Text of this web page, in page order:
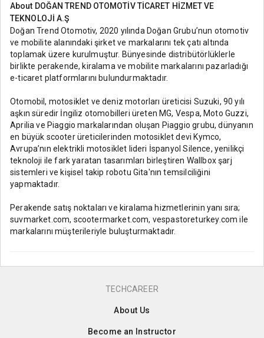
About DOĞAN TREND OTOMOTİV TİCARET HİZMET VE
TEKNOLOJİ A.Ş
Doğan Trend Otomotiv, 2020 yılında Doğan Grubu’nun otomotiv
ve mobilite alanındaki şirket ve markalarını tek çatı altında
toplamak üzere kurulmuştur. Bünyesinde distribütörlüklerle
birlikte perakende, kiralama ve mobilite markalarını pazarladığı
e-ticaret platformlarını bulundurmaktadır.
Otomobil, motosiklet ve deniz motorları üreticisi Suzuki, 90 yılı
aşkın süredir İngiliz otomobilleri üreten MG, Vespa, Moto Guzzi,
Aprilia ve Piaggio markalarından oluşan Piaggio grubu, dünyanın
en büyük scooter üreticilerinden motosiklet devi Kymco,
Avrupa’nın elektrikli motosiklet lideri İspanyol Silence, yenilikçi
teknoloji ile fark yaratan tasarımları birleştiren Wallbox şarj
sistemleri ve kişisel takip robotu Gita'nın temsilciliğini
yapmaktadır.
Perakende satış noktaları ve kiralama hizmetlerinin yanı sıra;
suvmarket.com, scootermarket.com, vespastoreturkey.com ile
markalarını müşterileriyle buluşturmaktadır.
TECHCAREER
About Us
Become an Instructor